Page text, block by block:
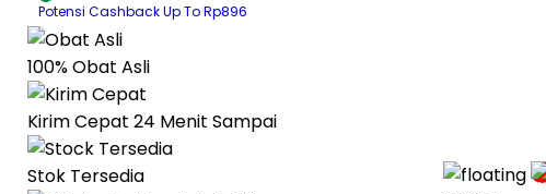
Potensi Cashback Up To Rp896
100% Obat Asli
Kirim Cepat 24 Menit Sampai
Stok Tersedia